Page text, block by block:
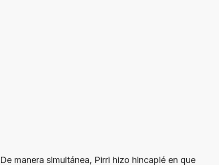
De manera simultánea, Pirri hizo hincapié en que